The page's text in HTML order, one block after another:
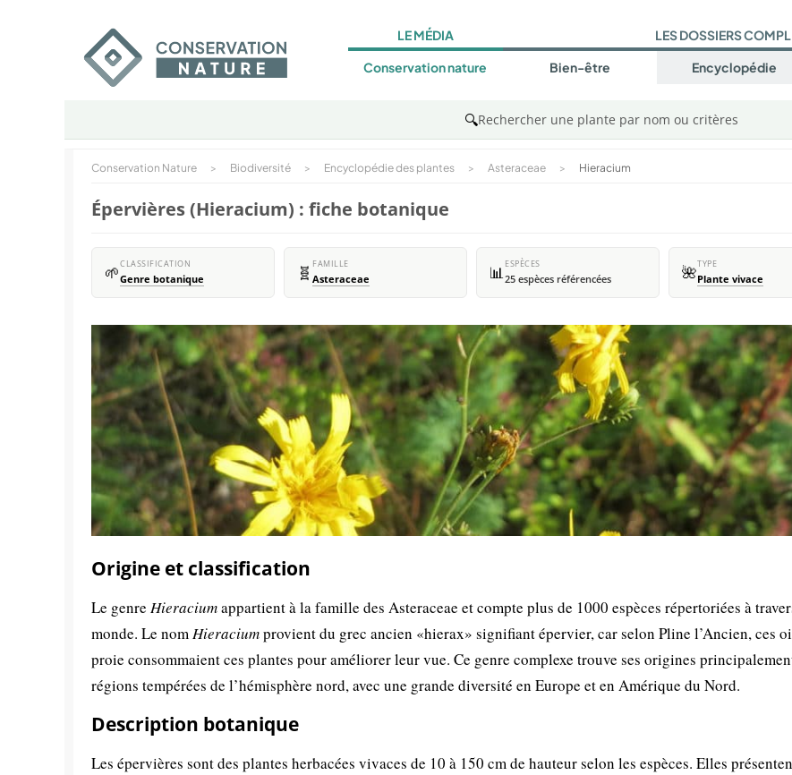
LE MÉDIA
Conservation nature
LES DOSSIERS
Bien-être Encyclopédie
🔍Rechercher une plante par nom ou critères
Conservation Nature > Biodiversité > Encyclopédie des plantes > Asteraceae > Hieracium
Épervières (Hieracium) : fiche botanique
🌱CLASSIFICATION
Genre botanique 🧬 FAMILLE
Asteraceae 📊 ESPÈCES
25 espèces référencées 🌺TYPE
Plante vivace
Origine et classification
Le genre Hieraciumappartient à la famille des Asteraceae et compte plus de 1000 espèces répertoriées à
monde. Le nomHieraciumprovient du grec ancien «hierax» signifiant épervier, car selon Pline l’Ancien, ces
proie consommaient ces plantes pour améliorer leur vue. Ce genre complexe trouve ses origines
régions tempérées de l’hémisphère nord, avec une grande diversité en Europe et en Amérique du Nord.
Description botanique
Les épervières sont des plantes herbacées vivaces de 10 à 150 cm de hauteur selon les espèces. Elles